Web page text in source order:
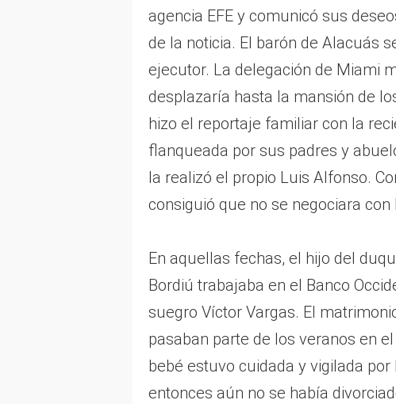
agencia EFE y comunicó sus
de la noticia. El barón de Alacuás
ejecutor. La delegación de Miami
desplazaría hasta la mansión de
hizo el reportaje familiar con la
flanqueada por sus padres y
la realizó el propio Luis Alfonso.
consiguió que no se negociara
En aquellas fechas, el hijo del
Bordiú trabajaba en el Banco
suegro Víctor Vargas. El
pasaban parte de los veranos en
bebé estuvo cuidada y vigilada
entonces aún no se había